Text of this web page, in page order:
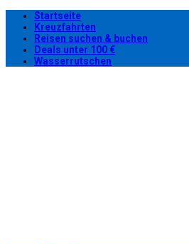
Startseite
Kreuzfahrten
Reisen suchen & buchen
Deals unter 100 €
Wasserrutschen